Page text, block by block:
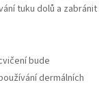
tuku dolů a zabránit
bude
dermálních